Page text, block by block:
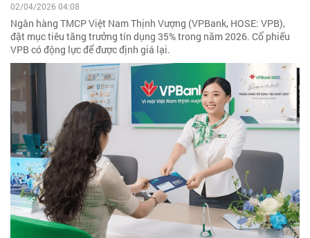
02/04/2026 04:08
Ngân hàng TMCP Việt Nam Thịnh Vượng (VPBank, HOSE: VPB),
đặt mục tiêu tăng trưởng tín dụng 35% trong năm 2026. Cổ phiếu
VPB có động lực để được định giá lại.